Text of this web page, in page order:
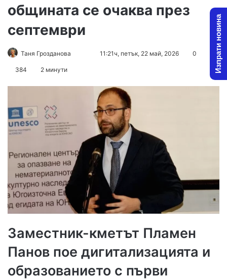
общината се очаква през
септември
Таня Грозданова
Send11:21ч, петък, 22 май, 2026 0
384 2 минути
Заместник-кметът Пламен
Панов пое дигитализацията и
образованието с първи
Изпрати новина